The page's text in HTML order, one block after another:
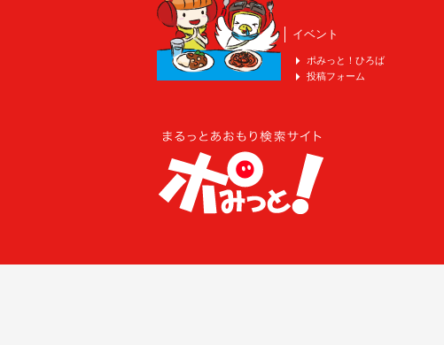
イベント
ポみっと！ひろば
投稿フォーム